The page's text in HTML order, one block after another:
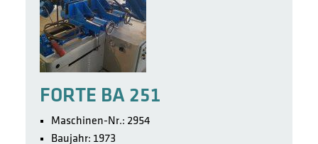
FORTE BA 251
Maschinen-Nr.: 2954
Baujahr: 1973